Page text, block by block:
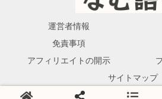
運営者情報
免責事項
アフィリエイトの開示
サイトマップ